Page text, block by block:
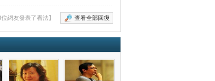
查看全部回復
位網友發表了看法】